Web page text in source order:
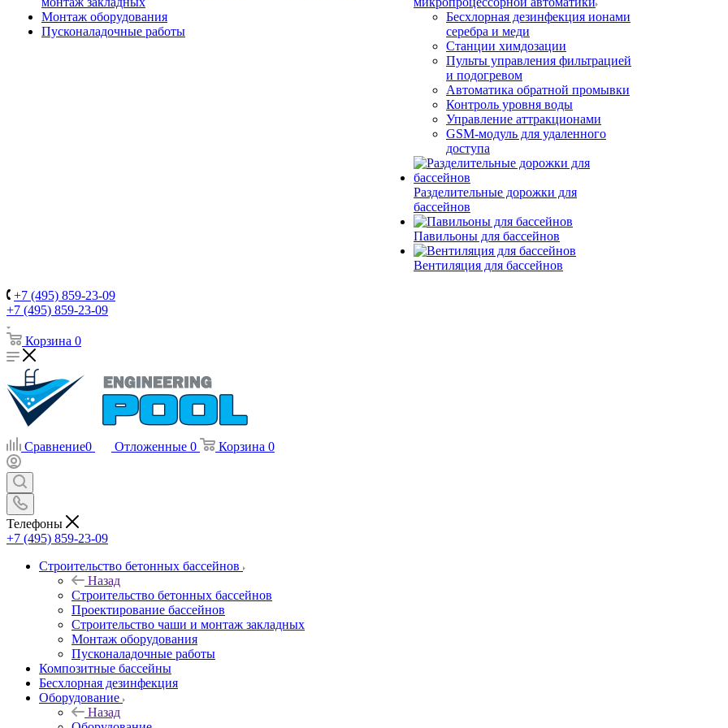
Монтаж оборудования
Пусконаладочные работы
Беcхлорная дезинфекция ионами
серебра и меди
Станции химдозации
Пульты управления фильтрацией
и подогревом
Автоматика обратной промывки
Контроль уровня воды
Управление аттракционами
GSM-модуль для удаленного
доступа
Разделительные дорожки для
бассейнов
Павильоны для бассейнов
Вентиляция для бассейнов
+7 (495) 859-23-09
+7 (495) 859-23-09
Корзина 0
Сравнение0 Отложенные 0 Корзина 0
Телефоны
+7 (495) 859-23-09
Строительство бетонных бассейнов
Назад
Строительство бетонных бассейнов
Проектирование бассейнов
Строительство чаши и монтаж закладных
Монтаж оборудования
Пусконаладочные работы
Композитные бассейны
Бесхлорная дезинфекция
Оборудование
Назад